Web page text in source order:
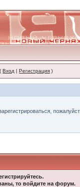
(Вход |Регистрация )
то войдите на форум.